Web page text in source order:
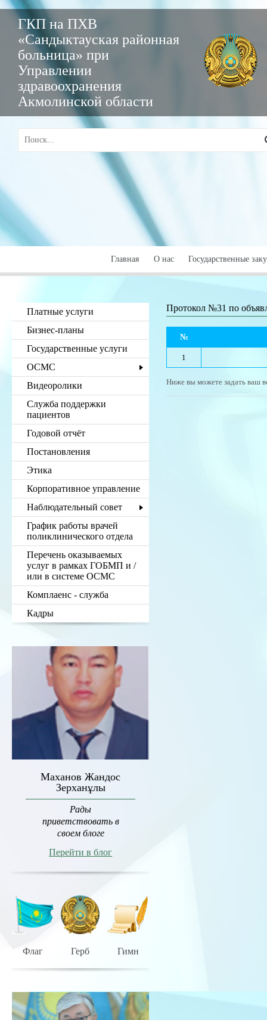
ГКП на ПХВ
«Сандыктауская районная
больница» при
Управлении
здравоохранения
Акмолинской области
Главная О нас Государственные
Платные услуги
Бизнес-планы
Государственные услуги
ОСМС
Видеоролики
Служба поддержки
пациентов
Годовой отчёт
Постановления
Этика
Корпоративное управление
Наблюдательный совет
График работы врачей
поликлинического отдела
Перечень оказываемых
услуг в рамках ГОБМП и /
или в системе ОСМС
Комплаенс - служба
Кадры
Маханов Жандос
Зерханұлы
Рады
приветствовать в
своем блоге
Перейти в блог
Флаг Герб Гимн
Протокол №31 по
№
1
Ниже вы можете задать ваш